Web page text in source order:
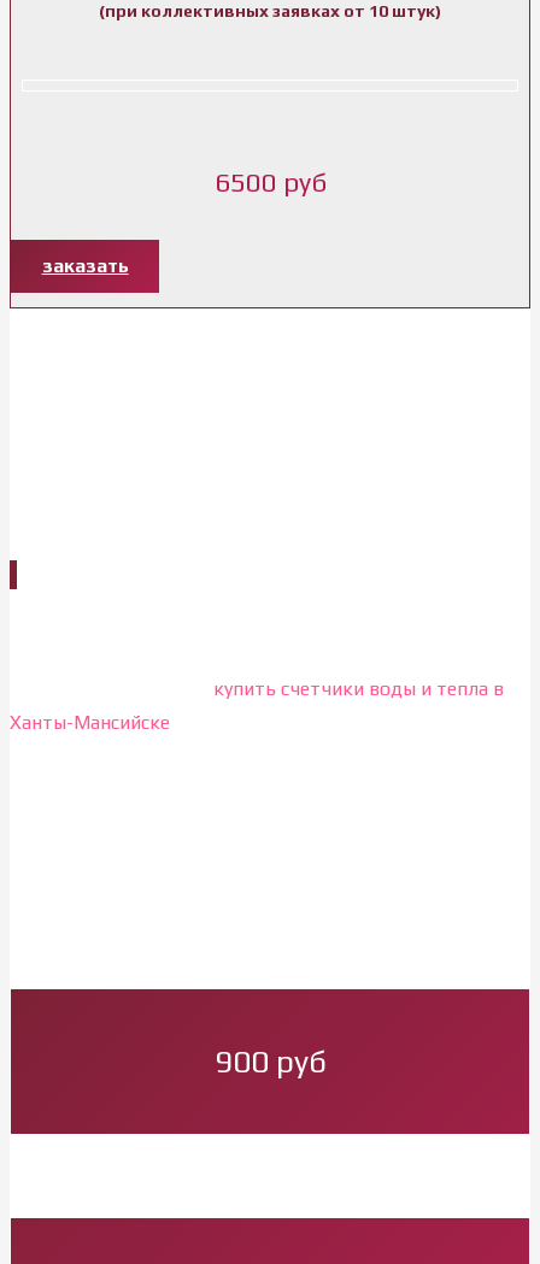
(при коллективных заявках от 10 штук)
6500 руб
заказать
купить счетчики воды и тепла в
Ханты-Мансийске
900 руб